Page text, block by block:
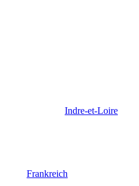
Indre-et-Loire
Frankreich